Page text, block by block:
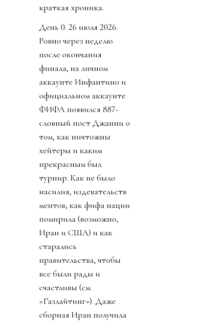
краткая хроника.
День 0. 26 июля 2026.
Ровно через неделю
после окончания
финала, на личном
аккаунте Инфантино и
официальном аккаунте
ФИФА появился 887-
словный пост Джанни о
том, как ничтожны
хейтеры и каким
прекрасным был
турнир. Как не было
насилия, издевательств
ментов, как фифа нации
помирила (возможно,
Иран и США) и как
старались
правительства, чтобы
все были рады и
счастливы (см.
«Газлайтинг»). Даже
сборная Иран получила